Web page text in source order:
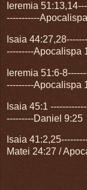
Ieremia
-----------Apocalispa
Isaia
---------Apocalispa
Ieremia 51:6-
---------Apocalispa
Isaia 45:1
---------Daniel 9:25
Isaia
Matei 24:27 /